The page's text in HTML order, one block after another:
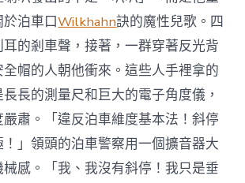
於泊車口Wilkhahn訣的魔性兒歌。四
的剎車聲，接著，一群穿著反光背
帽的人朝他衝來。這些人手裡拿的
長的測量尺和巨大的電子角度儀，
肅。「違反泊車維度基本法！斜停
」領頭的泊車警察用一個擴音器大
感。「我、我沒有斜停！我只是垂